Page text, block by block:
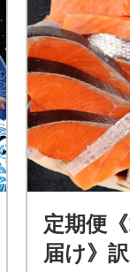
定期便
届け》